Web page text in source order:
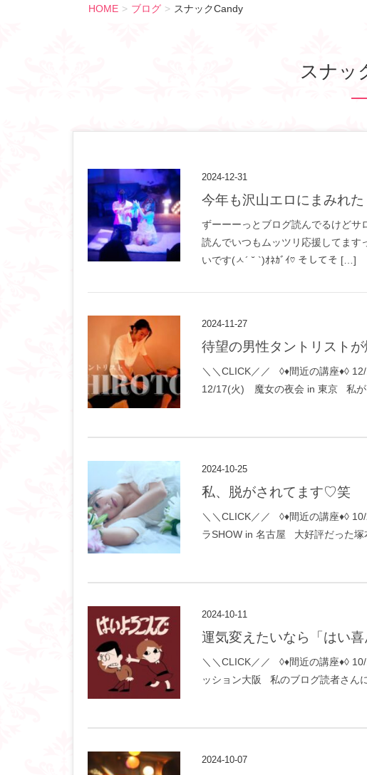
HOME ブログ スナックCandy
スナッ
2024-12-31
今年も沢山エロにまみれ
ずーーーっとブログ読んでるけどサ
読んでいつもムッツリ応援してます
いです(ㅅ´ ˘ `)ｵﾈｶﾞｲ♡ そしてそ […]
2024-11-27
待望の男性タントリスト
＼＼CLICK／／ ◊♦間近の講座♦◊
12/17(火) 魔女の夜会 in 東京 私
2024-10-25
私、脱がされてます♡笑
＼＼CLICK／／ ◊♦間近の講座♦◊
ラSHOW in 名古屋 大好評だった
2024-10-11
運気変えたいなら「はい喜
＼＼CLICK／／ ◊♦間近の講座♦◊
ッション大阪 私のブログ読者さん
2024-10-07